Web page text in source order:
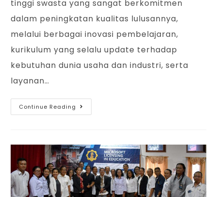
tinggi swasta yang sangat berkomitmen
dalam peningkatan kualitas lulusannya,
melalui berbagai inovasi pembelajaran,
kurikulum yang selalu update terhadap
kebutuhan dunia usaha dan industri, serta
layanan…
Continue Reading